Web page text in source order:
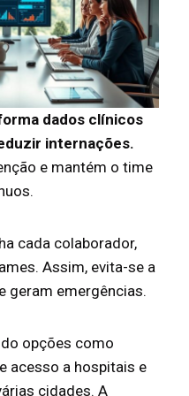
dados clínicos
internações.
e mantém o time
cada colaborador,
Assim, evita-se a
geram emergências.
opções como
acesso a hospitais e
cidades. A